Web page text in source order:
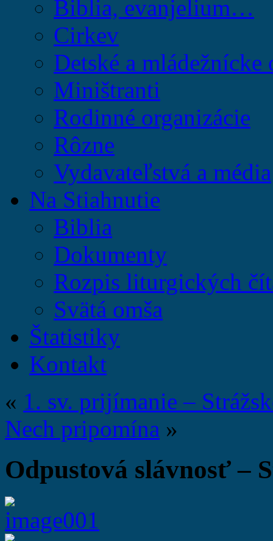
Biblia, evanjelium…
Cirkev
Detské a mládežnícke
Miništranti
Rodinné organizácie
Rôzne
Vydavateľstvá a média
Na Stiahnutie
Biblia
Dokumenty
Rozpis liturgických
Svätá omša
Štatistiky
Kontakt
« 1. sv. prijímanie –
Nech pripomína »
Odpustová slávnosť –